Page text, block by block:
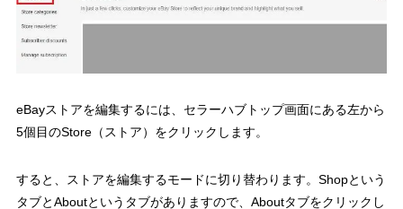
eBayストアを編集するには、セラーハブトップ画面にある左から
5個目のStore（ストア）をクリックします。
すると、ストアを編集するモードに切り替わります。Shopという
タブとAboutというタブがありますので、Aboutタブをクリックし